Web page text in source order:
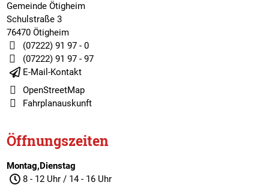
Gemeinde Ötigheim
Schulstraße 3
76470 Ötigheim
(07222) 91 97 - 0
(07222) 91 97 - 97
E-Mail-Kontakt
OpenStreetMap
Fahrplanauskunft
Öffnungszeiten
Montag,Dienstag
8 - 12 Uhr / 14 - 16 Uhr